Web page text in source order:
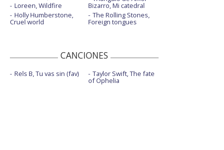
Loreen, Wildfire
Holly Humberstone,
Cruel world
Bizarro, Mi catedral
The Rolling Stones,
Foreign tongues
CANCIONES
Rels B, Tu vas sin (fav) Taylor Swift, The fate
of Ophelia